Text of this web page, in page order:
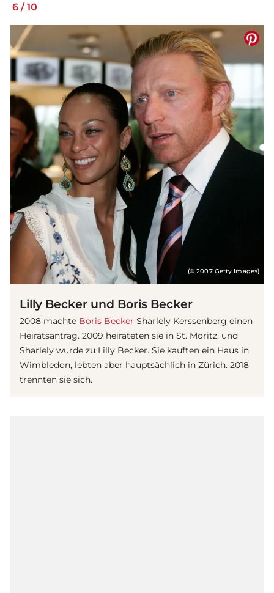
6 /10
(© 2007 Getty Images)
Lilly Becker und Boris Becker
2008 machte Boris Becker Sharlely Kerssenberg einen
Heiratsantrag. 2009 heirateten sie in St. Moritz, und
Sharlely wurde zu Lilly Becker. Sie kauften ein Haus in
Wimbledon, lebten aber hauptsächlich in Zürich. 2018
trennten sie sich.